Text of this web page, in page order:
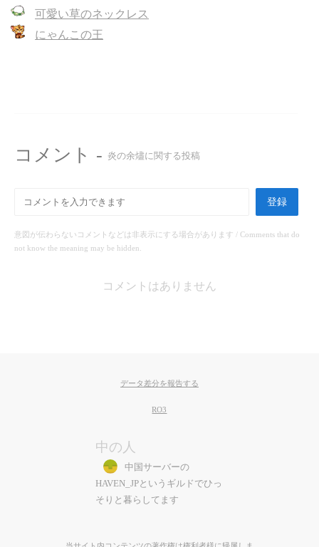
可愛い草のネックレス
にゃんこの王
コメント - 炎の余燼に関する投稿
登録
意図が伝わらないコメントなどは非表示にする場合があります / Comments that do
not know the meaning may be hidden.
コメントはありません
データ差分を報告する
RO3
中の人
中国サーバーの
HAVEN_JPというギルドでひっ
そりと暮らしてます